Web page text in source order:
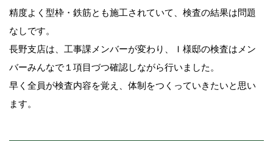
精度よく型枠・鉄筋とも施工されていて、検査の結果は問題
なしです。
長野支店は、工事課メンバーが変わり、Ｉ様邸の検査はメン
バーみんなで１項目づつ確認しながら行いました。
早く全員が検査内容を覚え、体制をつくっていきたいと思い
ます。